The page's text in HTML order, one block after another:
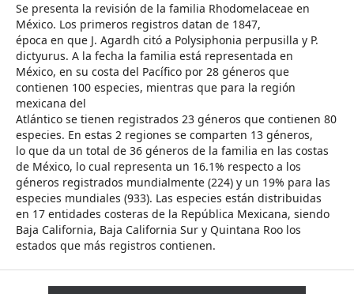
Se presenta la revisión de la familia Rhodomelaceae en
México. Los primeros registros datan de 1847,
época en que J. Agardh citó a Polysiphonia perpusilla y P.
dictyurus. A la fecha la familia está representada en
México, en su costa del Pacífico por 28 géneros que
contienen 100 especies, mientras que para la región
mexicana del
Atlántico se tienen registrados 23 géneros que contienen 80
especies. En estas 2 regiones se comparten 13 géneros,
lo que da un total de 36 géneros de la familia en las costas
de México, lo cual representa un 16.1% respecto a los
géneros registrados mundialmente (224) y un 19% para las
especies mundiales (933). Las especies están distribuidas
en 17 entidades costeras de la República Mexicana, siendo
Baja California, Baja California Sur y Quintana Roo los
estados que más registros contienen.